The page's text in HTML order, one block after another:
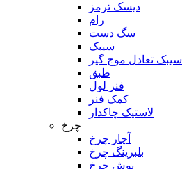
دیسک ترمز
رام
سگ دست
سیبک
سیبک تعادل موج گیر
طبق
فنر لول
کمک فنر
لاستیک چاکدار
چرخ
آچار چرخ
بلبرینگ چرخ
بوش چرخ